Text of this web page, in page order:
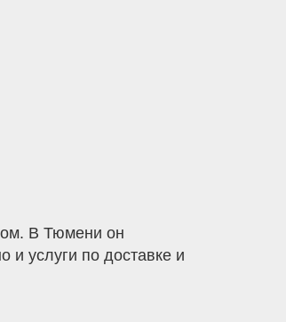
В Тюмени он
и услуги по доставке и